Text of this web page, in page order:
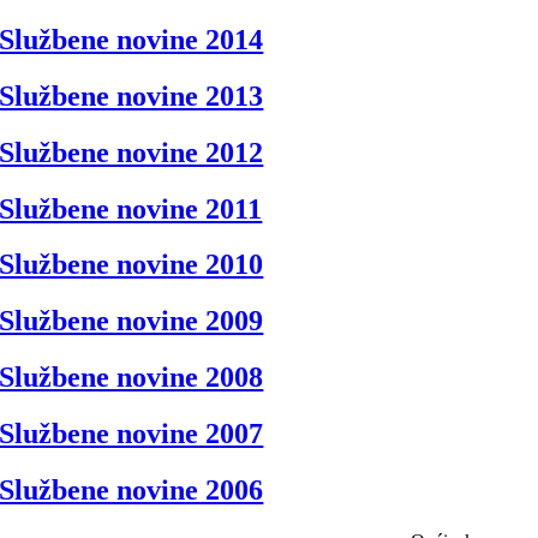
Službene novine 2014
Službene novine 2013
Službene novine 2012
Službene novine 2011
Službene novine 2010
Službene novine 2009
Službene novine 2008
Službene novine 2007
Službene novine 2006